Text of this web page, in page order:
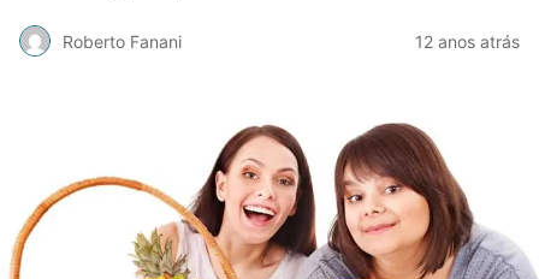
Roberto Fanani 12 anos atrás